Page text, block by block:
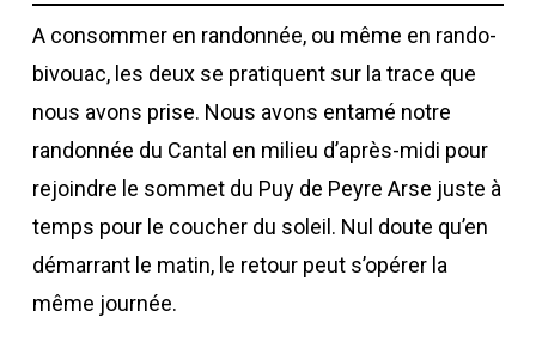
A consommer en randonnée, ou même en rando-
bivouac, les deux se pratiquent sur la trace que
nous avons prise. Nous avons entamé notre
randonnée du Cantal en milieu d’après-midi pour
rejoindre le sommet du Puy de Peyre Arse juste à
temps pour le coucher du soleil. Nul doute qu’en
démarrant le matin, le retour peut s’opérer la
même journée.